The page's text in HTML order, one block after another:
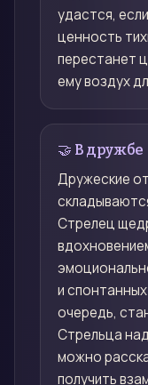
удастся,
ценность
перестанет
ему воздух
🤝 В дружбе
Дружеские
Стрелец
и
очередь,
Стрельца
можно
получить